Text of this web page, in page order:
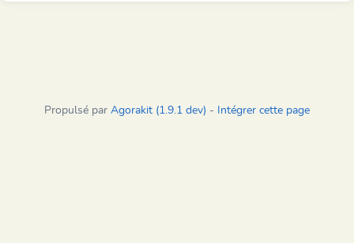
Propulsé par Agorakit (1.9.1 dev) - Intégrer cette page